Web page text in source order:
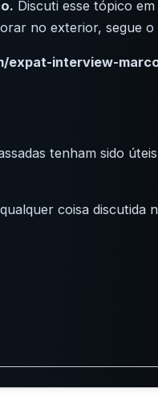
Discuti esse tópico
no exterior, segue o
expat-interview-
tenham sido
coisa discutida